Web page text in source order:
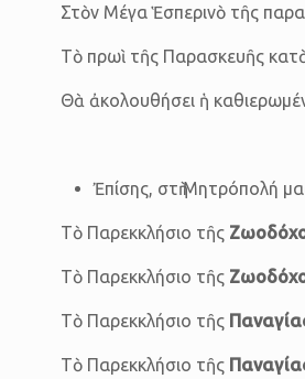
Στὸν Μέγα Ἑσπερινὸ τῆς
Τὸ πρωὶ τῆς Παρασκευῆς
Θὰ ἀκολουθήσει ἡ
Ἐπίσης, στὴ Μητρόπολή
Τὸ Παρεκκλήσιο τῆς
Τὸ Παρεκκλήσιο τῆς
Τὸ Παρεκκλήσιο τῆς
Τὸ Παρεκκλήσιο τῆς